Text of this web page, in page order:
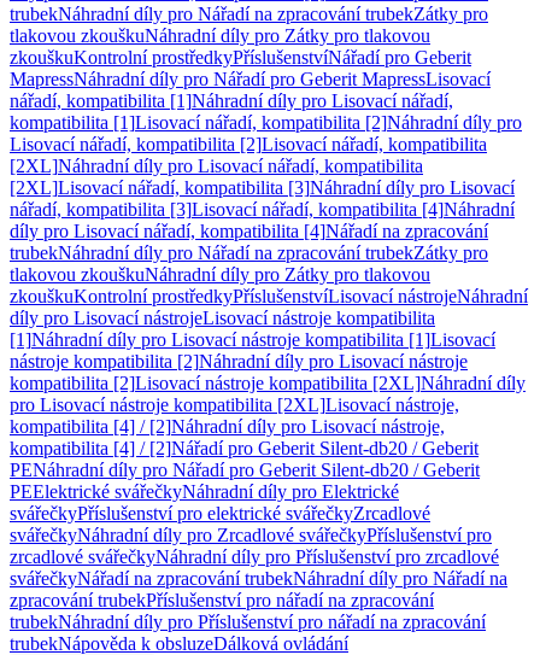
trubekNáhradní díly pro Nářadí na zpracování trubekZátky pro
tlakovou zkouškuNáhradní díly pro Zátky pro tlakovou
zkouškuKontrolní prostředkyPříslušenstvíNářadí pro Geberit
MapressNáhradní díly pro Nářadí pro Geberit MapressLisovací
nářadí, kompatibilita [1]Náhradní díly pro Lisovací nářadí,
kompatibilita [1]Lisovací nářadí, kompatibilita [2]Náhradní díly pro
Lisovací nářadí, kompatibilita [2]Lisovací nářadí, kompatibilita
[2XL]Náhradní díly pro Lisovací nářadí, kompatibilita
[2XL]Lisovací nářadí, kompatibilita [3]Náhradní díly pro Lisovací
nářadí, kompatibilita [3]Lisovací nářadí, kompatibilita [4]Náhradní
díly pro Lisovací nářadí, kompatibilita [4]Nářadí na zpracování
trubekNáhradní díly pro Nářadí na zpracování trubekZátky pro
tlakovou zkouškuNáhradní díly pro Zátky pro tlakovou
zkouškuKontrolní prostředkyPříslušenstvíLisovací nástrojeNáhradní
díly pro Lisovací nástrojeLisovací nástroje kompatibilita
[1]Náhradní díly pro Lisovací nástroje kompatibilita [1]Lisovací
nástroje kompatibilita [2]Náhradní díly pro Lisovací nástroje
kompatibilita [2]Lisovací nástroje kompatibilita [2XL]Náhradní díly
pro Lisovací nástroje kompatibilita [2XL]Lisovací nástroje,
kompatibilita [4] / [2]Náhradní díly pro Lisovací nástroje,
kompatibilita [4] / [2]Nářadí pro Geberit Silent-db20 / Geberit
PENáhradní díly pro Nářadí pro Geberit Silent-db20 / Geberit
PEElektrické svářečkyNáhradní díly pro Elektrické
svářečkyPříslušenství pro elektrické svářečkyZrcadlové
svářečkyNáhradní díly pro Zrcadlové svářečkyPříslušenství pro
zrcadlové svářečkyNáhradní díly pro Příslušenství pro zrcadlové
svářečkyNářadí na zpracování trubekNáhradní díly pro Nářadí na
zpracování trubekPříslušenství pro nářadí na zpracování
trubekNáhradní díly pro Příslušenství pro nářadí na zpracování
trubekNápověda k obsluzeDálková ovládání